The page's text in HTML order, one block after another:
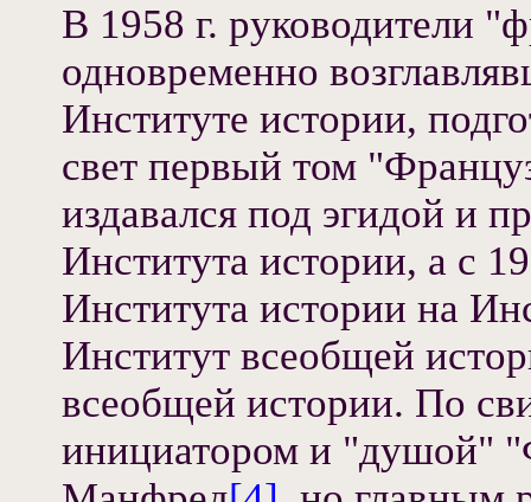
В 1958 г. руководители
одновременно
Институте истории,
свет первый том
издавался под эгидой и
Института истории, а с
Института истории на
Институт всеобщей
всеобщей истории. По
инициатором и "душой"